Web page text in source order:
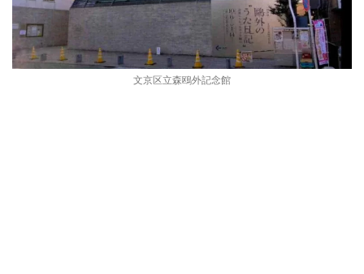
文京区立森鴎外記念館